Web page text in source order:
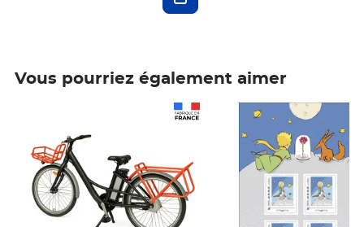
Vous pourriez également aimer
Prix 7,50€